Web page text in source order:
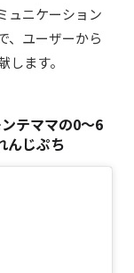
ュニケーション
、ユーザーから
ます。
テママの0〜6
んじぷち